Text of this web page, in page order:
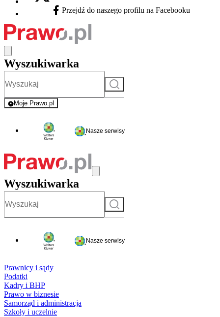
Facebook - otwiera się w nowej karcie
Przejdź do naszego profilu na Facebooku
Wyszukiwarka
Szukaj
Moje Prawo.pl
- rejestracja i logowanie do serwisu
Nasze serwisy
Wyszukiwarka
Szukaj
Nasze serwisy
Prawnicy i sądy
Podatki
Kadry i BHP
Prawo w biznesie
Samorząd i administracja
Szkoły i uczelnie